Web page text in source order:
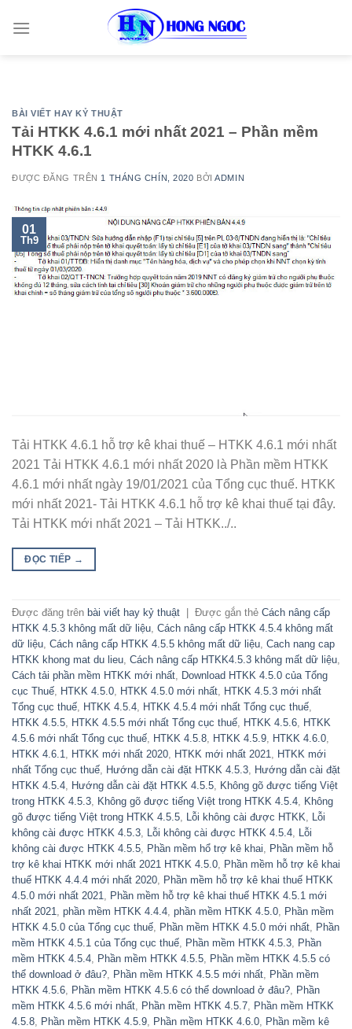
BÀI VIẾT HAY KỶ THUẬT
Tải HTKK 4.6.1 mới nhất 2021 – Phần mềm
HTKK 4.6.1
ĐƯỢC ĐĂNG TRÊN 1 THÁNG CHÍN, 2020 BỞIADMIN
01
Th9
Tải HTKK 4.6.1 hỗ trợ kê khai thuế – HTKK 4.6.1 mới nhất
2021 Tải HTKK 4.6.1 mới nhất 2020 là Phần mềm HTKK
4.6.1 mới nhất ngày 19/01/2021 của Tổng cục thuế. HTKK
mới nhất 2021- Tải HTKK 4.6.1 hỗ trợ kê khai thuế tại đây.
Tải HTKK mới nhất 2021 – Tải HTKK../..
ĐỌC TIẾP →
Được đăng trên bài viết hay kỷ thuật Được gắn thẻ Cách nâng cấp
HTKK 4.5.3 không mất dữ liệu, Cách nâng cấp HTKK 4.5.4 không mất
dữ liệu, Cách nâng cấp HTKK 4.5.5 không mất dữ liệu, Cach nang cap
HTKK khong mat du lieu, Cách nâng cấp HTKK4.5.3 không mất dữ liệu,
Cách tải phần mềm HTKK mới nhất, Download HTKK 4.5.0 của Tổng
cục Thuế, HTKK 4.5.0, HTKK 4.5.0 mới nhất, HTKK 4.5.3 mới nhất
Tổng cục thuế, HTKK 4.5.4, HTKK 4.5.4 mới nhất Tổng cục thuế,
HTKK 4.5.5, HTKK 4.5.5 mới nhất Tổng cục thuế, HTKK 4.5.6, HTKK
4.5.6 mới nhất Tổng cục thuế, HTKK 4.5.8, HTKK 4.5.9, HTKK 4.6.0,
HTKK 4.6.1, HTKK mới nhất 2020, HTKK mới nhất 2021, HTKK mới
nhất Tổng cục thuế, Hướng dẫn cài đặt HTKK 4.5.3, Hướng dẫn cài đặt
HTKK 4.5.4, Hướng dẫn cài đặt HTKK 4.5.5, Không gõ được tiếng Việt
trong HTKK 4.5.3, Không gõ được tiếng Việt trong HTKK 4.5.4, Không
gõ được tiếng Việt trong HTKK 4.5.5, Lỗi không cài được HTKK, Lỗi
không cài được HTKK 4.5.3, Lỗi không cài được HTKK 4.5.4, Lỗi
không cài được HTKK 4.5.5, Phần mềm hổ trợ kê khai, Phần mềm hỗ
trợ kê khai HTKK mới nhất 2021 HTKK 4.5.0, Phần mềm hỗ trợ kê khai
thuế HTKK 4.4.4 mới nhất 2020, Phần mềm hỗ trợ kê khai thuế HTKK
4.5.0 mới nhất 2021, Phần mềm hỗ trợ kê khai thuế HTKK 4.5.1 mới
nhất 2021, phần mềm HTKK 4.4.4, phần mềm HTKK 4.5.0, Phần mềm
HTKK 4.5.0 của Tổng cục thuế, Phần mềm HTKK 4.5.0 mới nhất, Phần
mềm HTKK 4.5.1 của Tổng cục thuế, Phần mềm HTKK 4.5.3, Phần
mềm HTKK 4.5.4, Phần mềm HTKK 4.5.5, Phần mềm HTKK 4.5.5 có
thể download ở đâu?, Phần mềm HTKK 4.5.5 mới nhất, Phần mềm
HTKK 4.5.6, Phần mềm HTKK 4.5.6 có thể download ở đâu?, Phần
mềm HTKK 4.5.6 mới nhất, Phần mềm HTKK 4.5.7, Phần mềm HTKK
4.5.8, Phần mềm HTKK 4.5.9, Phần mềm HTKK 4.6.0, Phần mềm kê